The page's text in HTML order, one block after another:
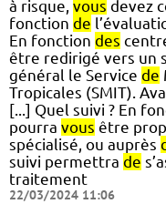
à risque, vous devez
fonction de
En fonction des
être redirigé vers un
général le Service de
Tropicales (SMIT).
[...] Quel suivi ? En
pourra vous être
spécialisé, ou auprès
suivi permettra de
traitement
22/03/2024 11:06